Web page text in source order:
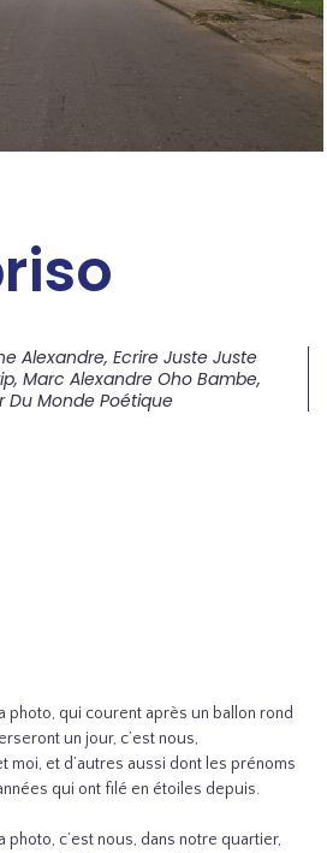
Alexandre,Ecrire Juste Juste
,Marc Alexandre Oho Bambe,
Du Monde Poétique
photo, qui courent après un ballon rond
un jour, c’est nous,
moi, et d’autres aussi dont les prénoms
qui ont filé en étoiles depuis.
photo, c’est nous, dans notre quartier,